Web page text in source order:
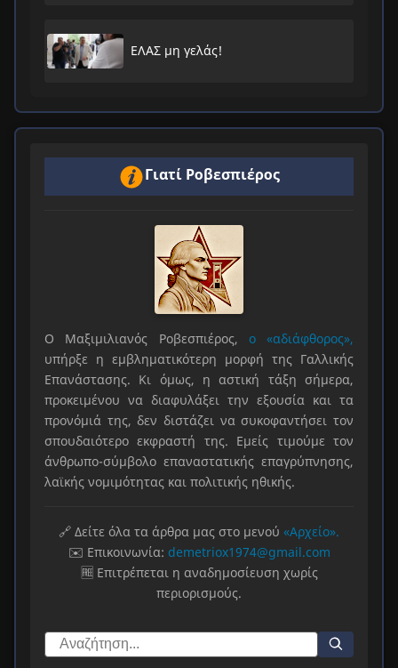
ΕΛΑΣ μη γελάς!
Γιατί Ροβεσπιέρος
Ο Μαξιμιλιανός Ροβεσπιέρος, ο «αδιάφθορος»,
υπήρξε η εμβληματικότερη μορφή της Γαλλικής
Επανάστασης. Κι όμως, η αστική τάξη σήμερα,
προκειμένου να διαφυλάξει την εξουσία και τα
προνόμιά της, δεν διστάζει να συκοφαντήσει τον
σπουδαιότερο εκφραστή της. Εμείς τιμούμε τον
άνθρωπο-σύμβολο επαναστατικής επαγρύπνησης,
λαϊκής νομιμότητας και πολιτικής ηθικής.
🔗 Δείτε όλα τα άρθρα μας στο μενού «Αρχείο».
✉️ Επικοινωνία: demetriox1974@gmail.com
🆓 Επιτρέπεται η αναδημοσίευση χωρίς
περιορισμούς.